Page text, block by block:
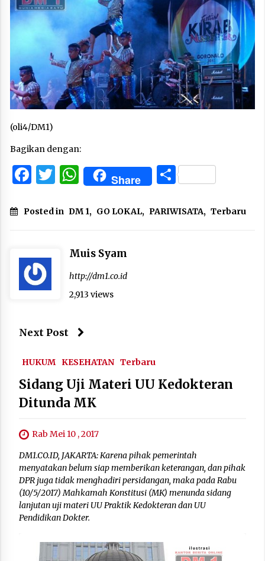
(oli4/DM1)
Bagikan dengan:
Facebook
Twitter
WhatsApp
Share Share
Posted in DM 1, GO LOKAL, PARIWISATA, Terbaru
Muis Syam
http://dm1.co.id
2,913 views
Next Post
HUKUM KESEHATAN Terbaru
Sidang Uji Materi UU Kedokteran
Ditunda MK
Rab Mei 10 , 2017
DM1.CO.ID, JAKARTA: Karena pihak pemerintah
menyatakan belum siap memberikan keterangan, dan pihak
DPR juga tidak menghadiri persidangan, maka pada Rabu
(10/5/2017) Mahkamah Konstitusi (MK) menunda sidang
lanjutan uji materi UU Praktik Kedokteran dan UU
Pendidikan Dokter.